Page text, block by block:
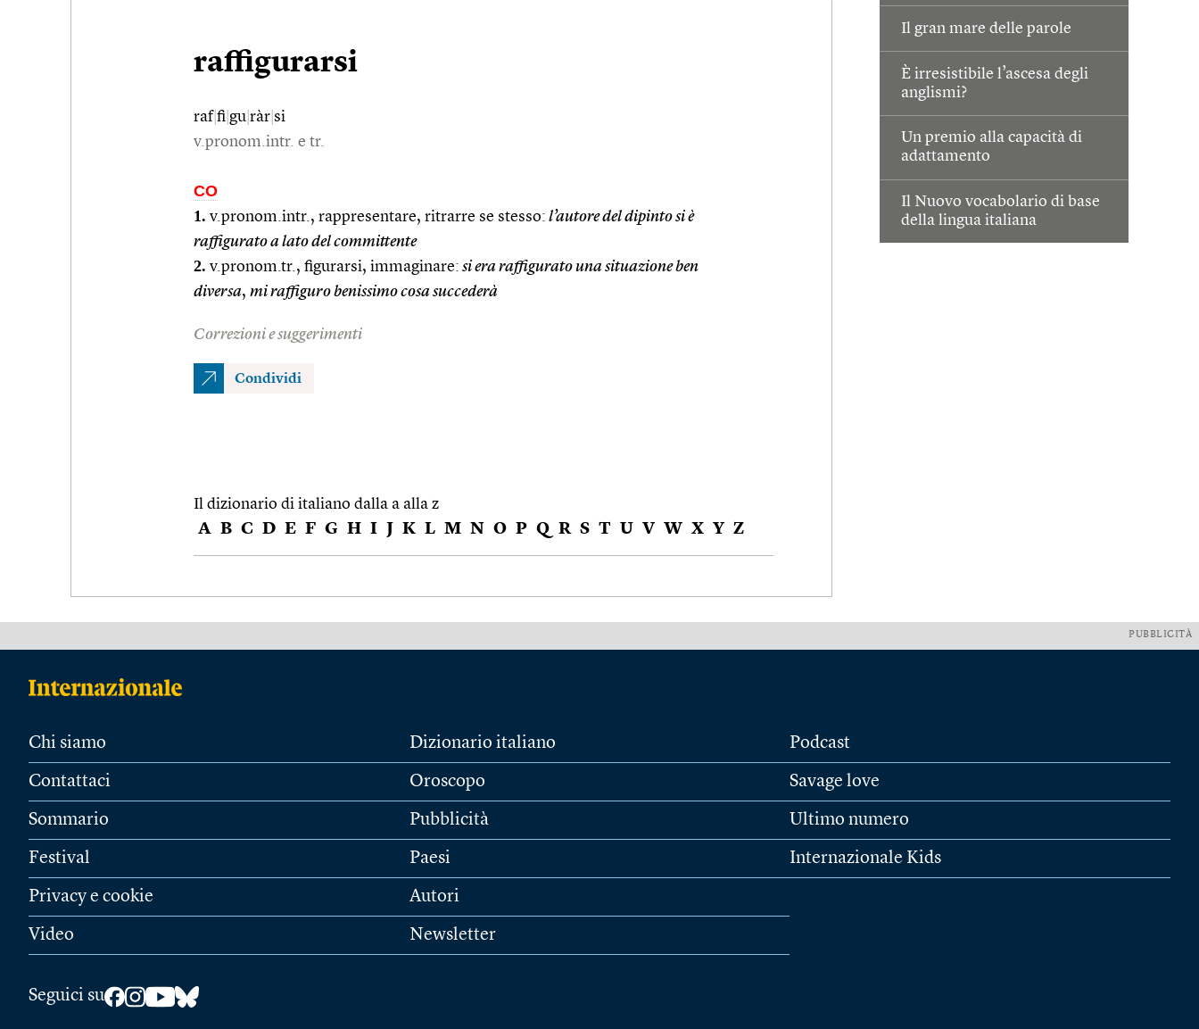
Il gran mare delle parole
È irresistibile l’ascesa degli
anglismi?
Un premio alla capacità di
adattamento
Il Nuovo vocabolario di base
della lingua italiana
raffigurarsi
raf|fi gu ràr si
v.pronom.intr. e tr.
CO
1. v.pronom.intr., rappresentare, ritrarre se stesso: l’autore del dipinto si è
raffigurato a lato del committente
2. v.pronom.tr., figurarsi, immaginare: si era raffigurato una situazione ben
diversa, mi raffiguro benissimo cosa succederà
Correzioni e suggerimenti
Condividi
Il dizionario di italiano dalla a alla z
A B C D E F G H I J K L M N O P Q R S T U V W X Y Z
PUBBLICITÀ
Chi siamo
Contattaci
Sommario
Festival
Privacy e cookie
Video
Dizionario italiano
Oroscopo
Pubblicità
Paesi
Autori
Newsletter
Podcast
Savage love
Ultimo numero
Internazionale Kids
Seguici su